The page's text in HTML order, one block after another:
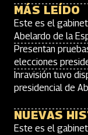
MÁS LEÍDO
Este es el
Abelardo de la
Presentan
elecciones
Inravisión tuvo
presidencial de
NUEVAS
Este es el